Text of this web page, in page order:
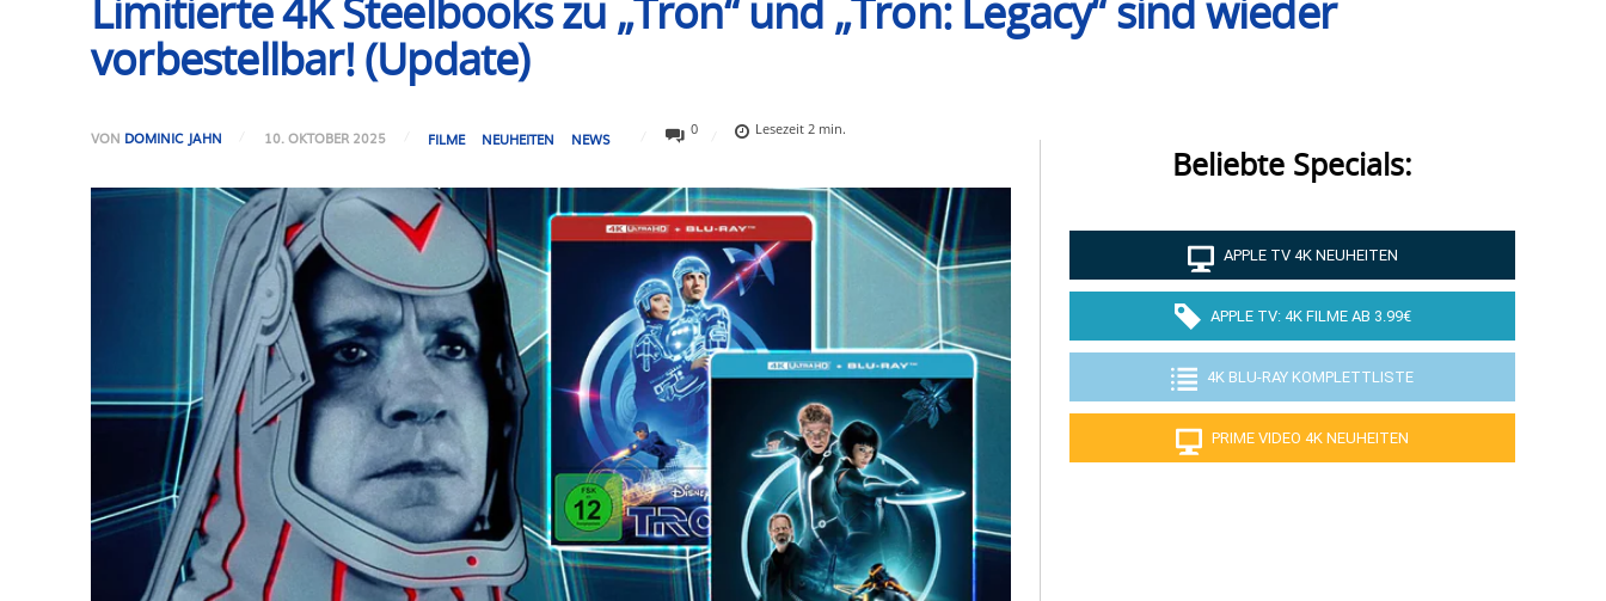
Limitierte 4K Steelbooks zu „Tron“ und „Tron: Legacy“ sind wieder
vorbestellbar! (Update)
VON DOMINIC JAHN 10. OKTOBER 2025 FILME NEUHEITEN NEWS
0 Lesezeit2 min.
Beliebte Specials:
APPLE TV 4K NEUHEITEN
APPLE TV: 4K FILME AB 3.99€
4K BLU-RAY KOMPLETTLISTE
PRIME VIDEO 4K NEUHEITEN